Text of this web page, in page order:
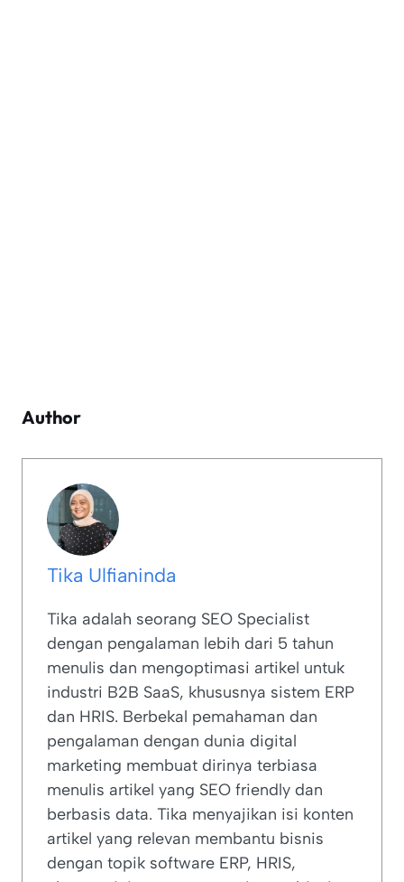
Author
Tika Ulfianinda
Tika adalah seorang SEO Specialist
dengan pengalaman lebih dari 5 tahun
menulis dan mengoptimasi artikel untuk
industri B2B SaaS, khususnya sistem ERP
dan HRIS. Berbekal pemahaman dan
pengalaman dengan dunia digital
marketing membuat dirinya terbiasa
menulis artikel yang SEO friendly dan
berbasis data. Tika menyajikan isi konten
artikel yang relevan membantu bisnis
dengan topik software ERP, HRIS,